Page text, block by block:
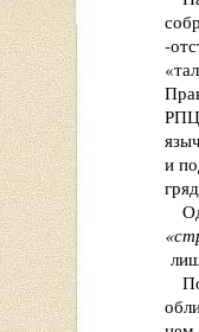
собрался
-
РПЦ МП
и
Одни
лишь бы
По
обличать